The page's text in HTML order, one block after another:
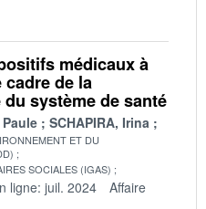
médicaux à
cadre de la
système de santé
SCHAPIRA, Irina
ET DU
SOCIALES (IGAS)
ligne: juil. 2024
Affaire